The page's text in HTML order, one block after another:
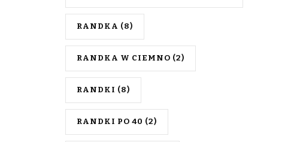
RANDKA (8)
RANDKA W CIEMNO (2)
RANDKI (8)
RANDKI PO 40 (2)